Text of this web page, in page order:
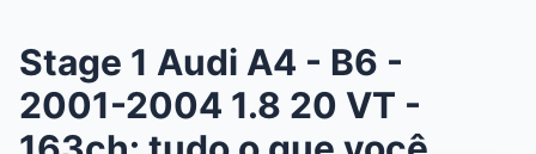
Stage 1 Audi A4 - B6 -
2001-2004 1.8 20 VT -